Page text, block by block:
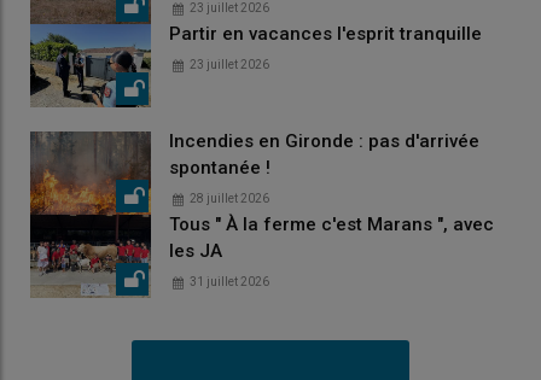
23 juillet 2026
Partir en vacances l'esprit tranquille
23 juillet 2026
Incendies en Gironde : pas d'arrivée
spontanée !
28 juillet 2026
Tous " À la ferme c'est Marans ", avec
les JA
31 juillet 2026